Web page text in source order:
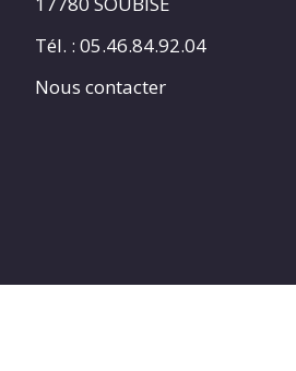
Tél. : 05.46.84.92.04
Nous contacter